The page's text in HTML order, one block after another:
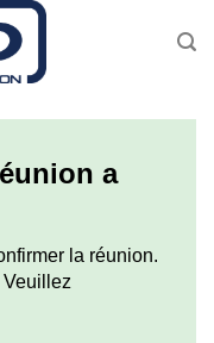
a
la réunion.
Veuillez